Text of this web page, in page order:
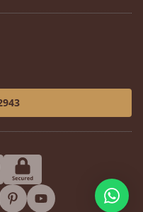
pinterestyoutube